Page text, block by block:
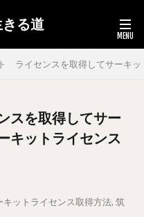
る道
ライセンスを取得してサーキ
スを取得してサー
キットライセンス
キットライセンス取得方法, 筑